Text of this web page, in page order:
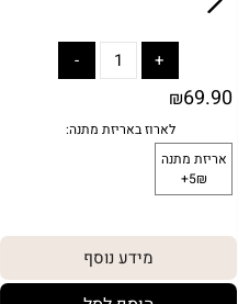
₪69.90
מידע נוסף